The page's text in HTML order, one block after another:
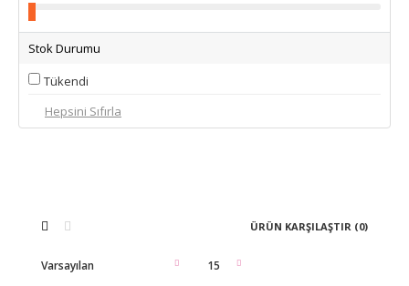
Stok Durumu
Tükendi
ÜRÜN KARŞILAŞTIR (0)